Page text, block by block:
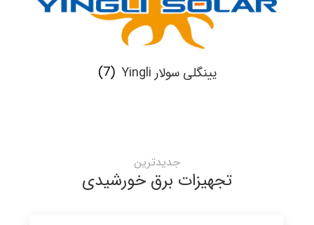
یینگلی سولار Yingli (7)
جدیدترین
تجهیزات برق خورشیدی